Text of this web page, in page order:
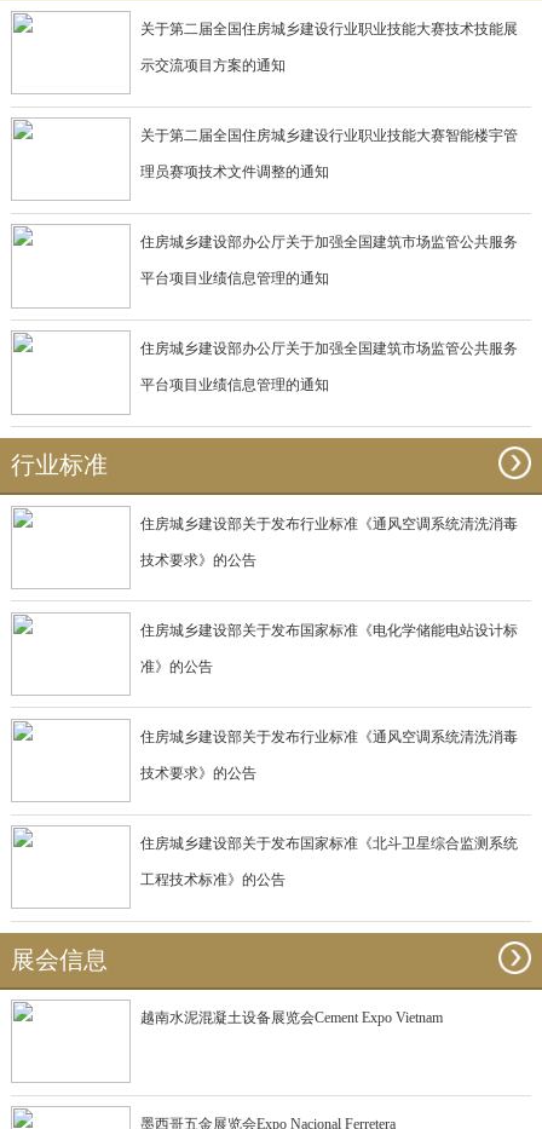
关于第二届全国住房城乡建设行业职业技能大赛技术技能展
示交流项目方案的通知
关于第二届全国住房城乡建设行业职业技能大赛智能楼宇管
理员赛项技术文件调整的通知
住房城乡建设部办公厅关于加强全国建筑市场监管公共服务
平台项目业绩信息管理的通知
住房城乡建设部办公厅关于加强全国建筑市场监管公共服务
平台项目业绩信息管理的通知
行业标准
住房城乡建设部关于发布行业标准《通风空调系统清洗消毒
技术要求》的公告
住房城乡建设部关于发布国家标准《电化学储能电站设计标
准》的公告
住房城乡建设部关于发布行业标准《通风空调系统清洗消毒
技术要求》的公告
住房城乡建设部关于发布国家标准《北斗卫星综合监测系统
工程技术标准》的公告
展会信息
越南水泥混凝土设备展览会Cement Expo Vietnam
墨西哥五金展览会Expo Nacional Ferretera